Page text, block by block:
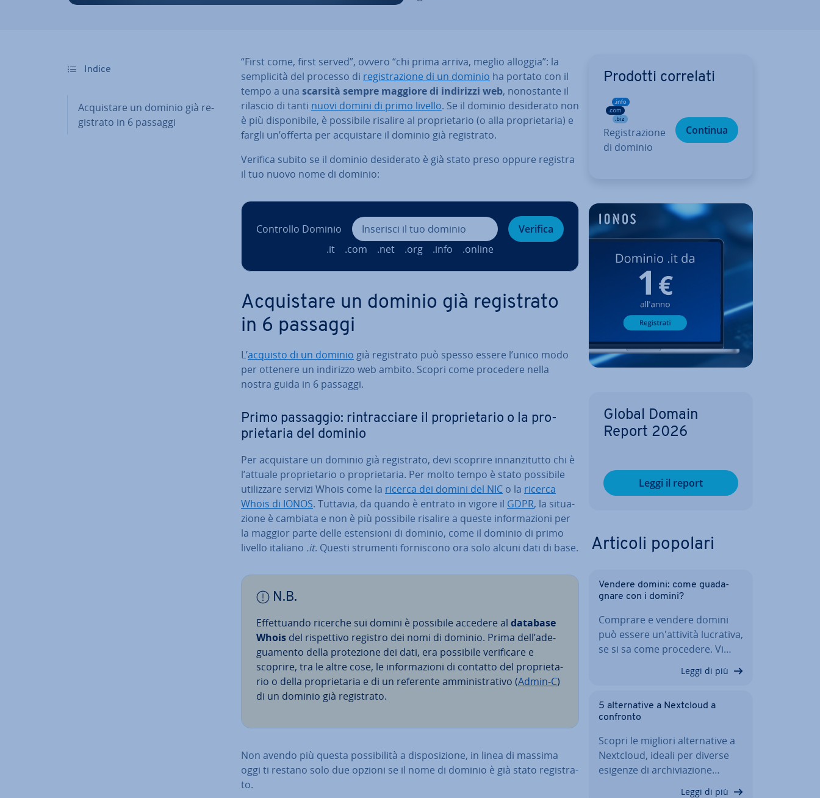
Indice
Ac­qui­sta­re un dominio già re­
gi­stra­to in 6 passaggi
“First come, first served”, ovvero “chi prima arriva, meglio alloggia”: la
sem­pli­ci­tà del processo di re­gi­stra­zio­ne di un dominio ha portato con il
tempo a una scarsità sempre maggiore di indirizzi web, no­no­stan­te il
rilascio di tanti nuovi domini di primo livello. Se il dominio de­si­de­ra­to non
è più di­spo­ni­bi­le, è possibile risalire al pro­prie­ta­rio (o alla pro­prie­ta­ria) e
fargli un’offerta per ac­qui­sta­re il dominio già re­gi­stra­to.
Verifica subito se il dominio de­si­de­ra­to è già stato preso oppure registra
il tuo nuovo nome di dominio:
Controllo Dominio
Verifica
.it
.com .net .org .info .online
Ac­qui­sta­re un dominio già re­gi­stra­to
in 6 passaggi
L’acquisto di un dominio già re­gi­stra­to può spesso essere l’unico modo
per ottenere un indirizzo web ambito. Scopri come procedere nella
nostra guida in 6 passaggi.
Primo passaggio: rin­trac­cia­re il pro­prie­ta­rio o la pro­
prie­ta­ria del dominio
Per ac­qui­sta­re un dominio già re­gi­stra­to, devi scoprire in­nan­zi­tut­to chi è
l’attuale pro­prie­ta­rio o pro­prie­ta­ria. Per molto tempo è stato possibile
uti­liz­za­re servizi Whois come la ricerca dei domini del NIC o la ricerca
Whois di IONOS. Tuttavia, da quando è entrato in vigore il GDPR, la si­tua­
zio­ne è cambiata e non è più possibile risalire a queste in­for­ma­zio­ni per
la maggior parte delle esten­sio­ni di dominio, come il dominio di primo
livello italiano .it. Questi strumenti for­ni­sco­no ora solo alcuni dati di base.
N.B.
Ef­fet­tuan­do ricerche sui domini è possibile accedere al database
Whois del ri­spet­ti­vo registro dei nomi di dominio. Prima dell’ade­
gua­men­to della pro­te­zio­ne dei dati, era possibile ve­ri­fi­ca­re e
scoprire, tra le altre cose, le in­for­ma­zio­ni di contatto del pro­prie­ta­
rio o della pro­prie­ta­ria e di un referente am­mi­ni­stra­ti­vo (Admin-C)
di un dominio già re­gi­stra­to.
Non avendo più questa pos­si­bi­li­tà a di­spo­si­zio­ne, in linea di massima
oggi ti restano solo due opzioni se il nome di dominio è già stato re­gi­stra­
to.
Prodotti correlati
Re­gi­stra­zio­ne
di dominio
Continua
Global Domain
Report 2026
Leggi il report
Articoli popolari
Vendere domini: come gua­da­
gna­re con i domini?
Comprare e vendere domini
può essere un'at­ti­vi­tà lucrativa,
se si sa come procedere. Vi…
Leggi di più
5 al­ter­na­ti­ve a Nextcloud a
confronto
Scopri le migliori al­ter­na­ti­ve a
Nextcloud, ideali per diverse
esigenze di ar­chi­via­zio­ne…
Leggi di più